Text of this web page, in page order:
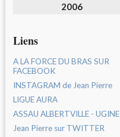
2006
Liens
A LA FORCE DU BRAS SUR
FACEBOOK
INSTAGRAM de Jean Pierre
LIGUE AURA
ASSAU ALBERTVILLE - UGINE
Jean Pierre sur TWITTER